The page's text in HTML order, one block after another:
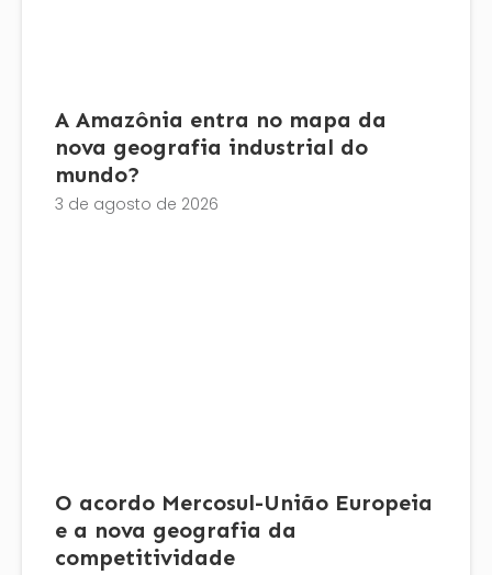
A Amazônia entra no mapa da
nova geografia industrial do
mundo?
3 de agosto de 2026
O acordo Mercosul-União Europeia
e a nova geografia da
competitividade